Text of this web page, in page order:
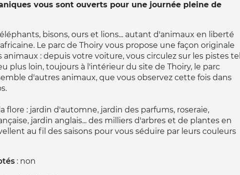
vous sont ouverts pour une journée pleine de
bisons, ours et lions... autant d'animaux en liberté
Le parc de Thoiry vous propose une façon originale
animaux : depuis votre voiture, vous circulez sur les pistes tel
plus loin, toujours à l'intérieur du site de Thoiry, le parc
d'autres animaux, que vous observez cette fois dans
flore : jardin d'automne, jardin des parfums, roseraie,
jardin anglais... des milliers d'arbres et de plantes en
au fil des saisons pour vous séduire par leurs couleurs
: non